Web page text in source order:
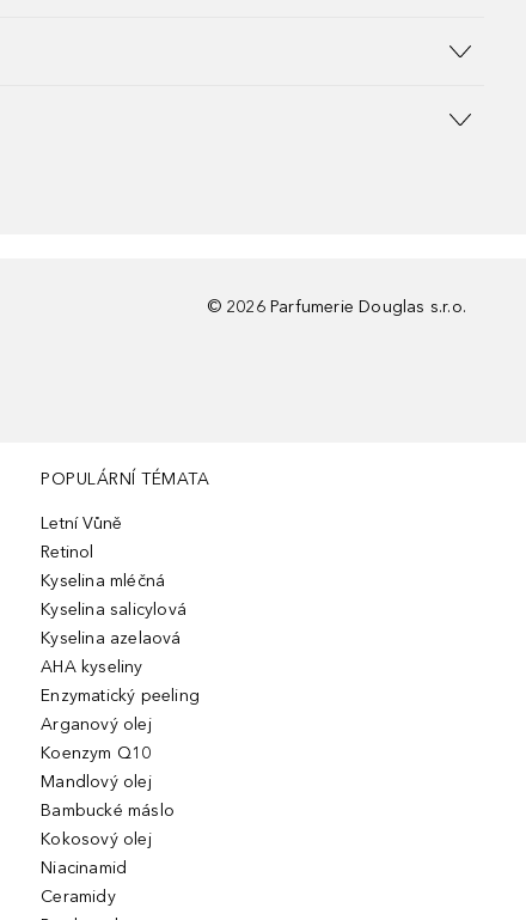
© 2026 Parfumerie Douglas s.r.o.
POPULÁRNÍ TÉMATA
Letní Vůně
Retinol
Kyselina mléčná
Kyselina salicylová
Kyselina azelaová
AHA kyseliny
Enzymatický peeling
Arganový olej
Koenzym Q10
Mandlový olej
Bambucké máslo
Kokosový olej
Niacinamid
Ceramidy